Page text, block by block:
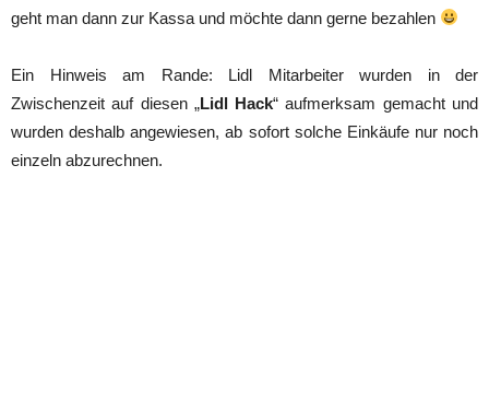
geht man dann zur Kassa und möchte dann gerne bezahlen
Ein Hinweis am Rande: Lidl Mitarbeiter wurden in der
Zwischenzeit auf diesen „Lidl Hack“ aufmerksam gemacht und
wurden deshalb angewiesen, ab sofort solche Einkäufe nur noch
einzeln abzurechnen.